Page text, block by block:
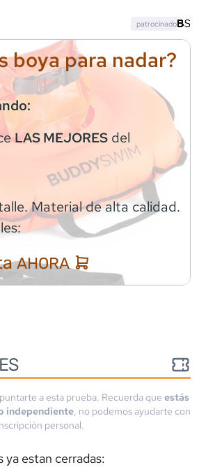
boya para nadar?
LAS MEJORES del
Material de alta calidad.
AHORA
patrocinado
a esta prueba. Recuerda que estás
independiente, no podemos ayudarte con
personal.
ya estan cerradas: